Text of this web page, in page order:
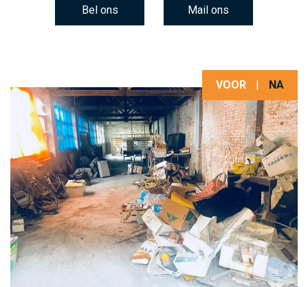
Bel ons Mail ons
VOOR | NA